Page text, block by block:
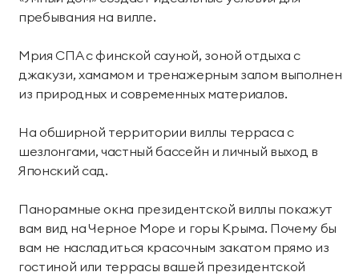
пребывания на вилле.
Мрия СПА с финской сауной, зоной отдыха с
джакузи, хамамом и тренажерным залом выполнен
из природных и современных материалов.
На обширной территории виллы терраса с
шезлонгами, частный бассейн и личный выход в
Японский сад.
Панорамные окна президентской виллы покажут
вам вид на Черное Море и горы Крыма. Почему бы
вам не насладиться красочным закатом прямо из
гостиной или террасы вашей президентской